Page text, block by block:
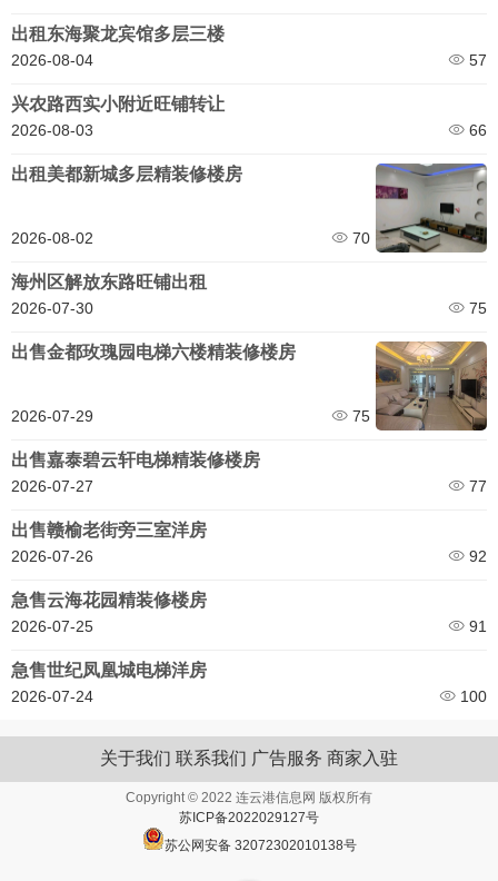
出租东海聚龙宾馆多层三楼
2026-08-04 57
兴农路西实小附近旺铺转让
2026-08-03 66
出租美都新城多层精装修楼房
2026-08-02 70
海州区解放东路旺铺出租
2026-07-30 75
出售金都玫瑰园电梯六楼精装修楼房
2026-07-29 75
出售嘉泰碧云轩电梯精装修楼房
2026-07-27 77
出售赣榆老街旁三室洋房
2026-07-26 92
急售云海花园精装修楼房
2026-07-25 91
急售世纪凤凰城电梯洋房
2026-07-24 100
关于我们 联系我们 广告服务 商家入驻
Copyright © 2022 连云港信息网 版权所有
苏ICP备2022029127号
苏公网安备 32072302010138号